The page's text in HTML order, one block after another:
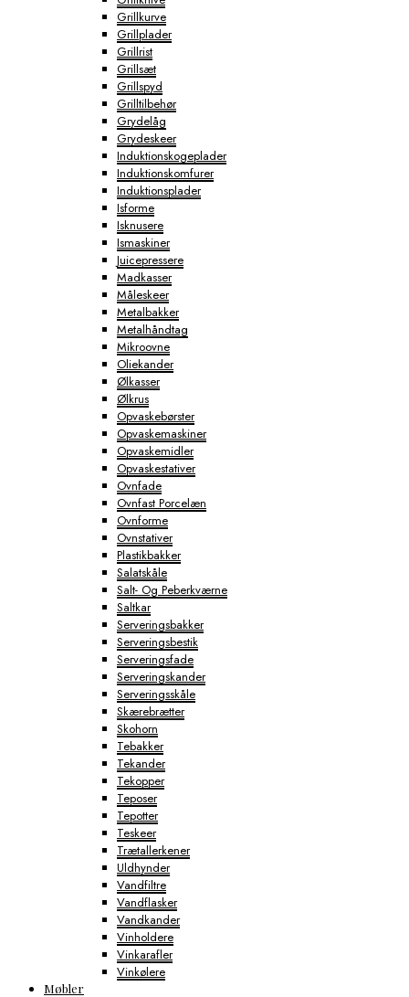
Grillkurve
Grillplader
Grillrist
Grillsæt
Grillspyd
Grilltilbehør
Grydelåg
Grydeskeer
Induktionskogeplader
Induktionskomfurer
Induktionsplader
Isforme
Isknusere
Ismaskiner
Juicepressere
Madkasser
Måleskeer
Metalbakker
Metalhåndtag
Mikroovne
Oliekander
Ølkasser
Ølkrus
Opvaskebørster
Opvaskemaskiner
Opvaskemidler
Opvaskestativer
Ovnfade
Ovnfast Porcelæn
Ovnforme
Ovnstativer
Plastikbakker
Salatskåle
Salt- Og Peberkværne
Saltkar
Serveringsbakker
Serveringsbestik
Serveringsfade
Serveringskander
Serveringsskåle
Skærebrætter
Skohorn
Tebakker
Tekander
Tekopper
Teposer
Tepotter
Teskeer
Trætallerkener
Uldhynder
Vandfiltre
Vandflasker
Vandkander
Vinholdere
Vinkarafler
Vinkølere
Møbler